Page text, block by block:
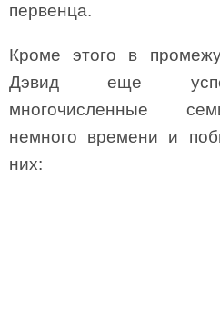
первенца.
Кроме этого в
Дэвид еще
многочисленные
немного времени и
них: